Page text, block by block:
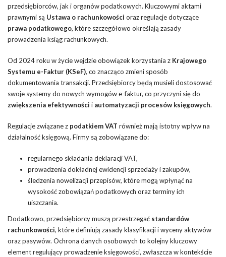
przedsiębiorców, jak i organów podatkowych. Kluczowymi aktami
prawnymi są Ustawa o rachunkowości oraz regulacje dotyczące
prawa podatkowego, które szczegółowo określają zasady
prowadzenia ksiąg rachunkowych.
Od 2024 roku w życie wejdzie obowiązek korzystania z Krajowego
Systemu e-Faktur (KSeF), co znacząco zmieni sposób
dokumentowania transakcji. Przedsiębiorcy będą musieli dostosować
swoje systemy do nowych wymogów e-faktur, co przyczyni się do
zwiększenia efektywności i automatyzacji procesów księgowych.
Regulacje związane z podatkiem VAT również mają istotny wpływ na
działalność księgową. Firmy są zobowiązane do:
regularnego składania deklaracji VAT,
prowadzenia dokładnej ewidencji sprzedaży i zakupów,
śledzenia nowelizacji przepisów, które mogą wpłynąć na
wysokość zobowiązań podatkowych oraz terminy ich
uiszczania.
Dodatkowo, przedsiębiorcy muszą przestrzegać standardów
rachunkowości, które definiują zasady klasyfikacji i wyceny aktywów
oraz pasywów. Ochrona danych osobowych to kolejny kluczowy
element regulujący prowadzenie księgowości, zwłaszcza w kontekście